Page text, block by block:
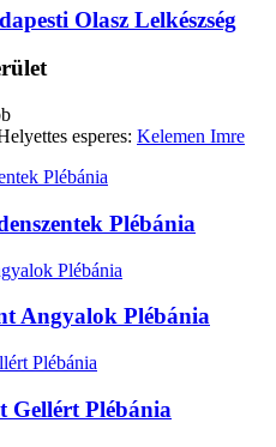
Olasz Lelkészség
esperes: Kelemen Imre
Plébánia
Angyalok Plébánia
Gellért Plébánia